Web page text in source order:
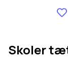
Skoler